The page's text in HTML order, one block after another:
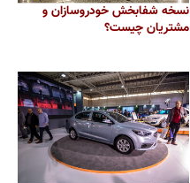
نسخه شفابخش خودروسازان و
مشتریان چیست؟